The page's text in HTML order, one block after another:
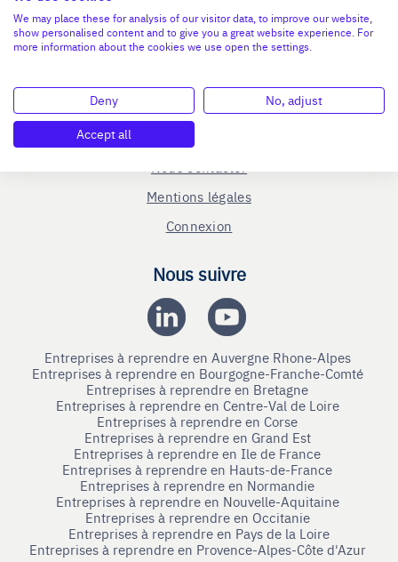
En savoir plus
Le C.R.A - qui sommes-nous ?
Cession entreprise
Mentions légales
Connexion
Nous suivre
Entreprises à reprendre en Auvergne Rhone-Alpes
Entreprises à reprendre en Bourgogne-Franche-Comté
Entreprises à reprendre en Bretagne
Entreprises à reprendre en Centre-Val de Loire
Entreprises à reprendre en Corse
Entreprises à reprendre en Grand Est
Entreprises à reprendre en Ile de France
Entreprises à reprendre en Hauts-de-France
Entreprises à reprendre en Normandie
Entreprises à reprendre en Nouvelle-Aquitaine
Entreprises à reprendre en Occitanie
Entreprises à reprendre en Pays de la Loire
Entreprises à reprendre en Provence-Alpes-Côte d'Azur
We may place these for analysis of our visitor data, to improve our website,
show personalised content and to give you a great website experience. For
more information about the cookies we use open the settings.
Deny
No, adjust
Accept all